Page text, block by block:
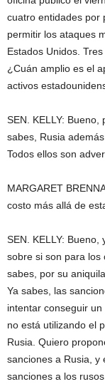
cuatro entidades por
permitir los ataques
Estados Unidos.
¿Cuán amplio es el
activos
SEN. KELLY:
sabes, Rusia
Todos ellos son
MARGARET
costo más allá de
SEN. KELLY:
sobre si son para los
sabes, por su
Ya sabes, las
intentar conseguir
no está utilizando el
Rusia. Quiero
sanciones a Rusia, y
sanciones a los rusos.